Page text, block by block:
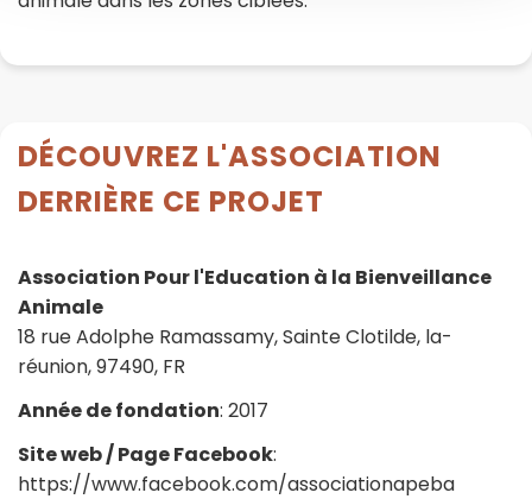
DÉCOUVREZ L'ASSOCIATION
DERRIÈRE CE PROJET
Association Pour l'Education à la Bienveillance
Animale
18 rue Adolphe Ramassamy, Sainte Clotilde, la-
réunion, 97490, FR
Année de fondation: 2017
Site web / Page Facebook:
https://www.facebook.com/associationapeba